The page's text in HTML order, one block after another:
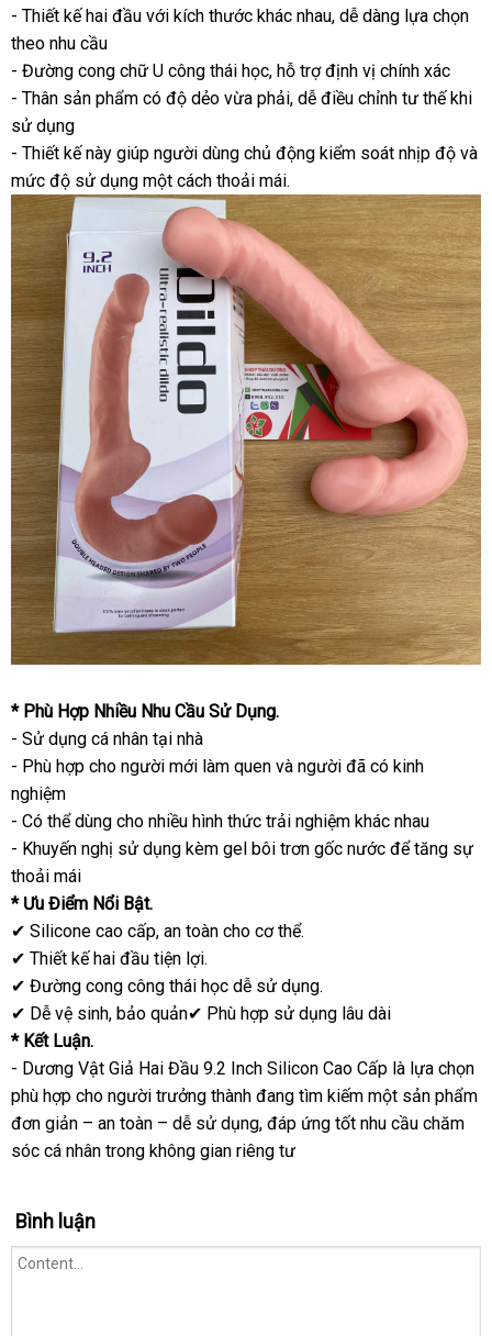
- Thiết kế hai đầu với kích thước khác nhau, dễ dàng lựa chọn
theo nhu cầu
- Đường cong chữ U công thái học, hỗ trợ định vị chính xác
- Thân sản phẩm có độ dẻo vừa phải, dễ điều chỉnh tư thế khi
sử dụng
- Thiết kế này giúp người dùng chủ động kiểm soát nhịp độ và
mức độ sử dụng một cách thoải mái.
* Phù Hợp Nhiều Nhu Cầu Sử Dụng.
- Sử dụng cá nhân tại nhà
- Phù hợp cho người mới làm quen và người đã có kinh
nghiệm
- Có thể dùng cho nhiều hình thức trải nghiệm khác nhau
- Khuyến nghị sử dụng kèm gel bôi trơn gốc nước để tăng sự
thoải mái
* Ưu Điểm Nổi Bật.
✔ Silicone cao cấp, an toàn cho cơ thể.
✔ Thiết kế hai đầu tiện lợi.
✔ Đường cong công thái học dễ sử dụng.
✔ Dễ vệ sinh, bảo quản✔ Phù hợp sử dụng lâu dài
* Kết Luận.
- Dương Vật Giả Hai Đầu 9.2 Inch Silicon Cao Cấp là lựa chọn
phù hợp cho người trưởng thành đang tìm kiếm một sản phẩm
đơn giản – an toàn – dễ sử dụng, đáp ứng tốt nhu cầu chăm
sóc cá nhân trong không gian riêng tư
Bình luận